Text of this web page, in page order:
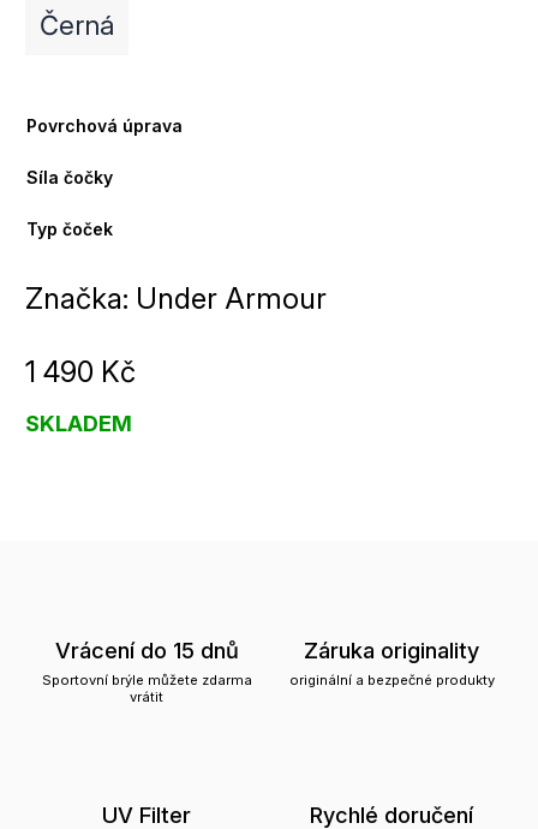
Černá
Povrchová úprava
Síla čočky
Typ čoček
Značka: Under Armour
1 490 Kč
SKLADEM
Vrácení do 15 dnů
Sportovní brýle můžete zdarma
vrátit
Záruka originality
originální a bezpečné produkty
UV Filter Rychlé doručení